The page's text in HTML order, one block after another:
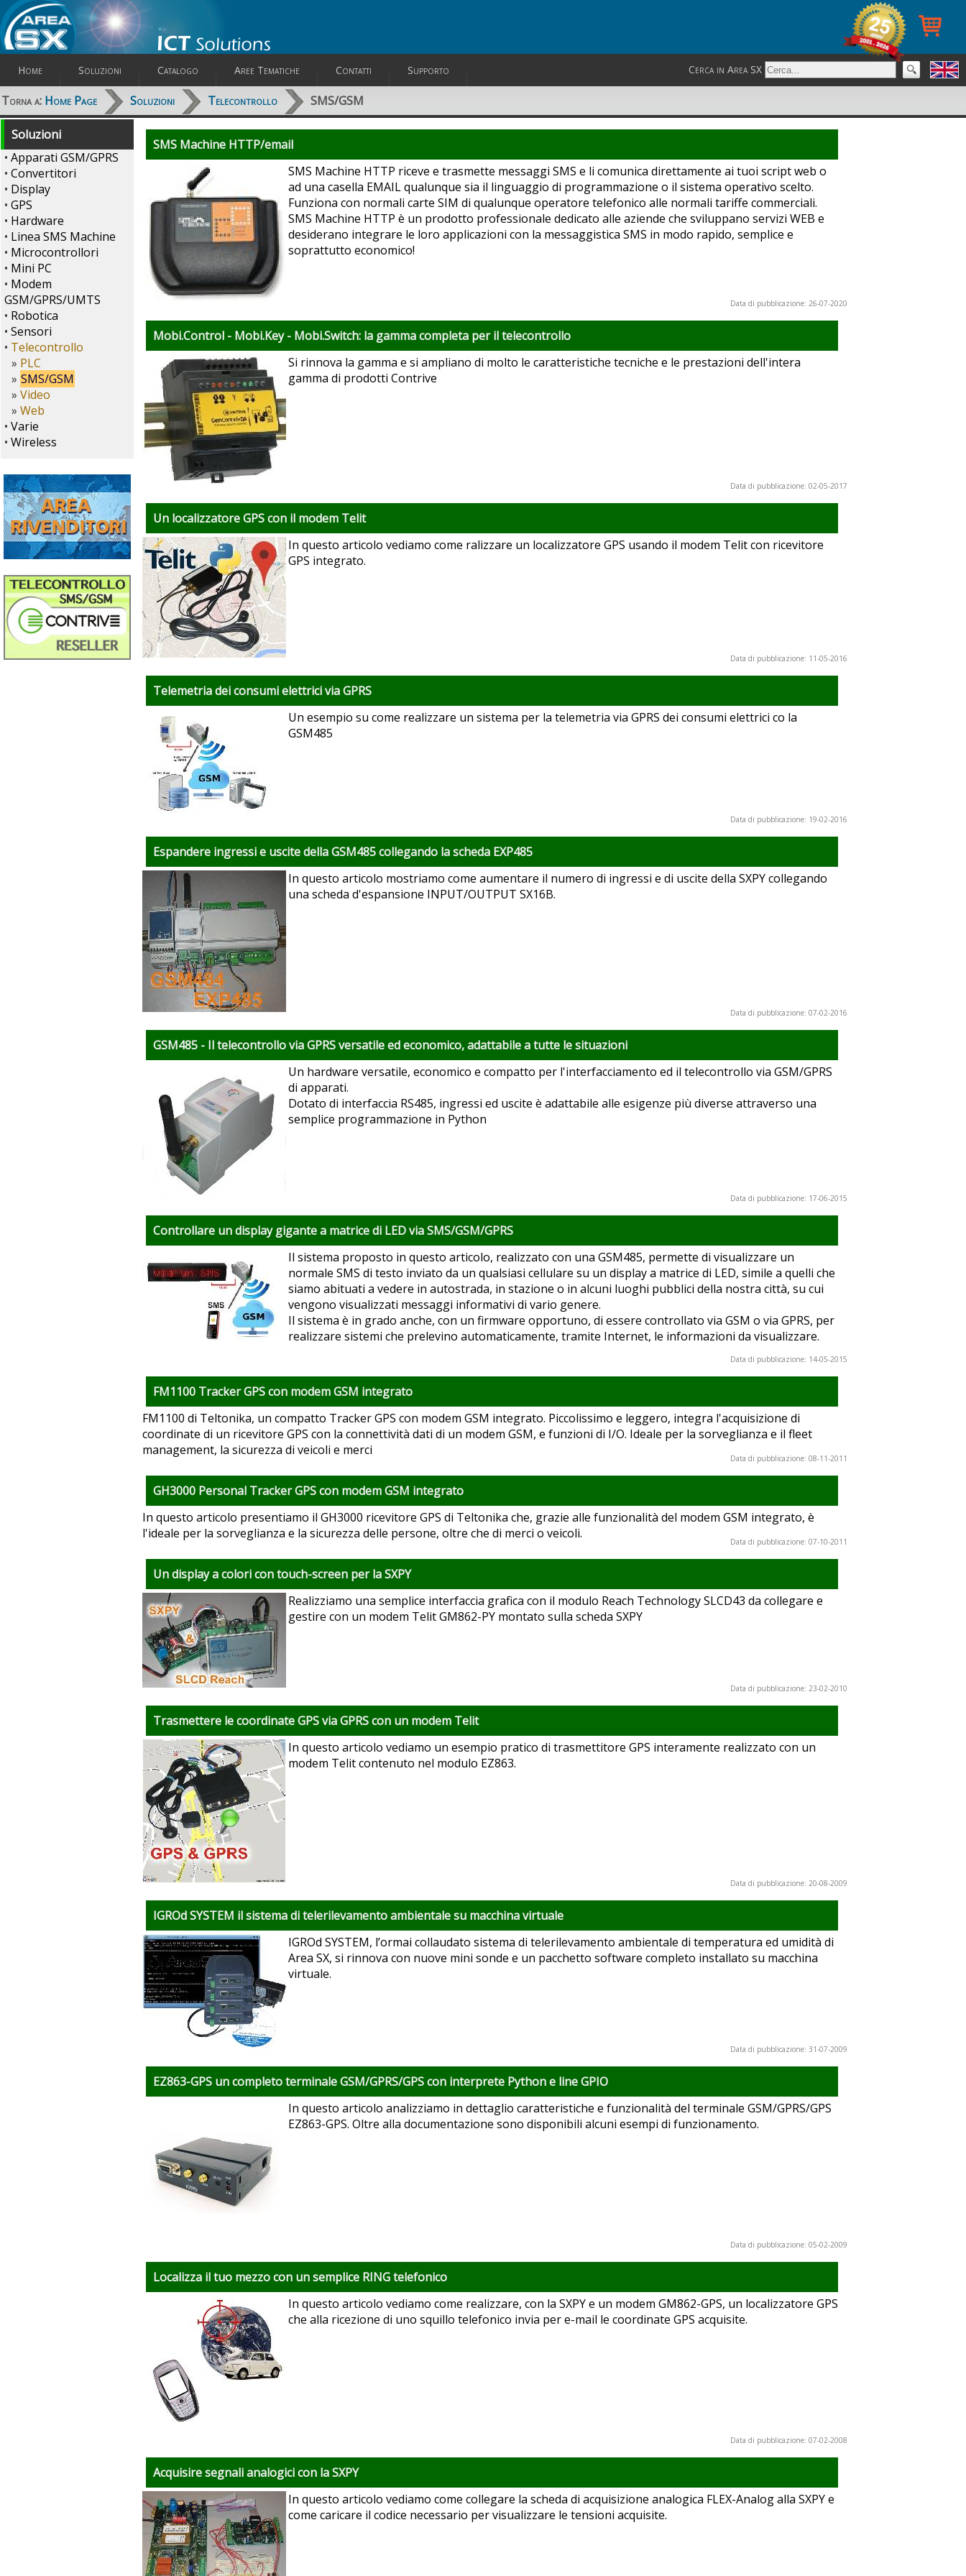
Home Soluzioni Catalogo Aree Tematiche Contatti Supporto Cerca in Area SX
Torna a: Home Page Soluzioni Telecontrollo SMS/GSM
Soluzioni
• Apparati GSM/GPRS
• Convertitori
• Display
• GPS
• Hardware
• Linea SMS Machine
• Microcontrollori
• Mini PC
• Modem
GSM/GPRS/UMTS
• Robotica
• Sensori
• Telecontrollo
» PLC
» SMS/GSM
» Video
» Web
• Varie
• Wireless
SMS Machine HTTP/email
SMS Machine HTTP riceve e trasmette messaggi SMS e li comunica direttamente ai tuoi script web o
ad una casella EMAIL qualunque sia il linguaggio di programmazione o il sistema operativo scelto.
Funziona con normali carte SIM di qualunque operatore telefonico alle normali tariffe commerciali.
SMS Machine HTTP è un prodotto professionale dedicato alle aziende che sviluppano servizi WEB e
desiderano integrare le loro applicazioni con la messaggistica SMS in modo rapido, semplice e
soprattutto economico!
Data di pubblicazione: 26-07-2020
Mobi.Control - Mobi.Key - Mobi.Switch: la gamma completa per il telecontrollo
Si rinnova la gamma e si ampliano di molto le caratteristiche tecniche e le prestazioni dell'intera
gamma di prodotti Contrive
Data di pubblicazione: 02-05-2017
Un localizzatore GPS con il modem Telit
In questo articolo vediamo come ralizzare un localizzatore GPS usando il modem Telit con ricevitore
GPS integrato.
Data di pubblicazione: 11-05-2016
Telemetria dei consumi elettrici via GPRS
Un esempio su come realizzare un sistema per la telemetria via GPRS dei consumi elettrici co la
GSM485
Data di pubblicazione: 19-02-2016
Espandere ingressi e uscite della GSM485 collegando la scheda EXP485
In questo articolo mostriamo come aumentare il numero di ingressi e di uscite della SXPY collegando
una scheda d'espansione INPUT/OUTPUT SX16B.
Data di pubblicazione: 07-02-2016
GSM485 - Il telecontrollo via GPRS versatile ed economico, adattabile a tutte le situazioni
Un hardware versatile, economico e compatto per l'interfacciamento ed il telecontrollo via GSM/GPRS
di apparati.
Dotato di interfaccia RS485, ingressi ed uscite è adattabile alle esigenze più diverse attraverso una
semplice programmazione in Python
Data di pubblicazione: 17-06-2015
Controllare un display gigante a matrice di LED via SMS/GSM/GPRS
Il sistema proposto in questo articolo, realizzato con una GSM485, permette di visualizzare un
normale SMS di testo inviato da un qualsiasi cellulare su un display a matrice di LED, simile a quelli che
siamo abituati a vedere in autostrada, in stazione o in alcuni luoghi pubblici della nostra città, su cui
vengono visualizzati messaggi informativi di vario genere.
Il sistema è in grado anche, con un firmware opportuno, di essere controllato via GSM o via GPRS, per
realizzare sistemi che prelevino automaticamente, tramite Internet, le informazioni da visualizzare.
Data di pubblicazione: 14-05-2015
FM1100 Tracker GPS con modem GSM integrato
FM1100 di Teltonika, un compatto Tracker GPS con modem GSM integrato. Piccolissimo e leggero, integra l'acquisizione di
coordinate di un ricevitore GPS con la connettività dati di un modem GSM, e funzioni di I/O. Ideale per la sorveglianza e il fleet
management, la sicurezza di veicoli e merci
Data di pubblicazione: 08-11-2011
GH3000 Personal Tracker GPS con modem GSM integrato
In questo articolo presentiamo il GH3000 ricevitore GPS di Teltonika che, grazie alle funzionalità del modem GSM integrato, è
l'ideale per la sorveglianza e la sicurezza delle persone, oltre che di merci o veicoli.
Data di pubblicazione: 07-10-2011
Un display a colori con touch-screen per la SXPY
Realizziamo una semplice interfaccia grafica con il modulo Reach Technology SLCD43 da collegare e
gestire con un modem Telit GM862-PY montato sulla scheda SXPY
Data di pubblicazione: 23-02-2010
Trasmettere le coordinate GPS via GPRS con un modem Telit
In questo articolo vediamo un esempio pratico di trasmettitore GPS interamente realizzato con un
modem Telit contenuto nel modulo EZ863.
Data di pubblicazione: 20-08-2009
IGROd SYSTEM il sistema di telerilevamento ambientale su macchina virtuale
IGROd SYSTEM, l’ormai collaudato sistema di telerilevamento ambientale di temperatura ed umidità di
Area SX, si rinnova con nuove mini sonde e un pacchetto software completo installato su macchina
virtuale.
Data di pubblicazione: 31-07-2009
EZ863-GPS un completo terminale GSM/GPRS/GPS con interprete Python e line GPIO
In questo articolo analizziamo in dettaglio caratteristiche e funzionalità del terminale GSM/GPRS/GPS
EZ863-GPS. Oltre alla documentazione sono disponibili alcuni esempi di funzionamento.
Data di pubblicazione: 05-02-2009
Localizza il tuo mezzo con un semplice RING telefonico
In questo articolo vediamo come realizzare, con la SXPY e un modem GM862-GPS, un localizzatore GPS
che alla ricezione di uno squillo telefonico invia per e-mail le coordinate GPS acquisite.
Data di pubblicazione: 07-02-2008
Acquisire segnali analogici con la SXPY
In questo articolo vediamo come collegare la scheda di acquisizione analogica FLEX-Analog alla SXPY e
come caricare il codice necessario per visualizzare le tensioni acquisite.